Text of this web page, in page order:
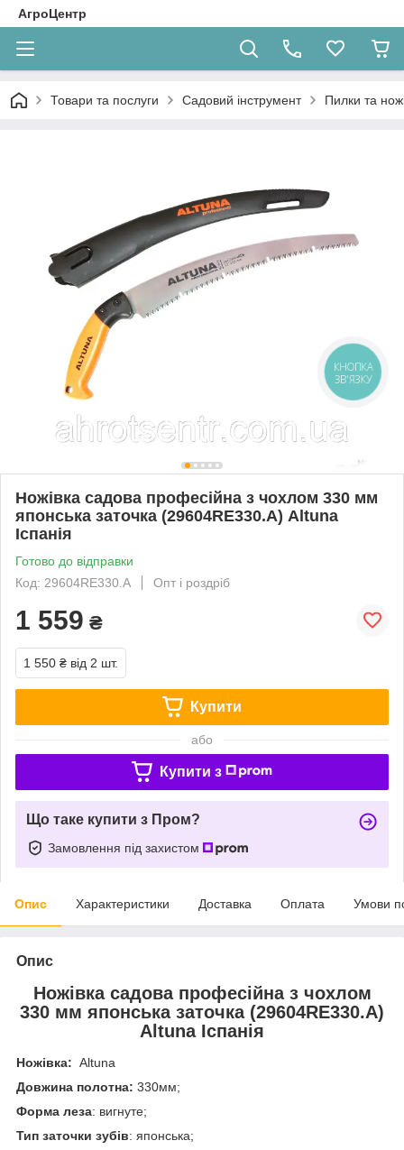
АгроЦентр
Товари та послуги Садовий інструмент Пилки та
Ножівка садова професійна з чохлом 330 мм
японська заточка (29604RE330.A) Altuna
Іспанія
Готово до відправки
Код: 29604RE330.A
Опт і роздріб
1 559 ₴
1 550 ₴ від 2 шт.
Купити
або
Купити з
Що таке купити з Пром?
Замовлення під захистом
Опис Характеристики Доставка Оплата Умови
Опис
Ножівка садова професійна з чохлом
330 мм японська заточка (29604RE330.A)
Altuna Іспанія
Ножівка: Altuna
Довжина полотна: 330мм;
Форма леза: вигнуте;
Тип заточки зубів: японська;
КНОПКА
ЗВ'ЯЗКУ